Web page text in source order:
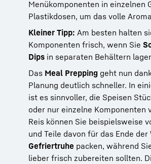
Menükomponenten in einzelnen
Plastikdosen, um das volle
Kleiner Tipp: Am besten halten
Komponenten frisch, wenn Sie
Dips in separaten Behältern
Das Meal Prepping geht nun
Planung deutlich schneller. In
ist es sinnvoller, die Speisen
oder nur einzelne Komponenten
Reis können Sie beispielsweise
und Teile davon für das Ende der
Gefriertruhe packen, während
lieber frisch zubereiten sollten.